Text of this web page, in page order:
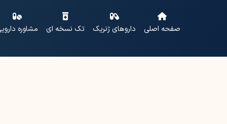
صفحه اصلی داروهای ژنریک تک نسخه ای مشاوره